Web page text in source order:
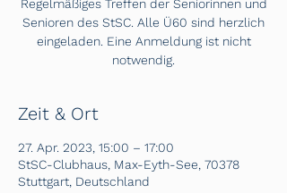
Regelmäßiges Treffen der Seniorinnen und
Senioren des StSC. Alle Ü60 sind herzlich
eingeladen. Eine Anmeldung ist nicht
notwendig.
Zeit & Ort
27. Apr. 2023, 15:00 – 17:00
StSC-Clubhaus, Max-Eyth-See, 70378
Stuttgart, Deutschland